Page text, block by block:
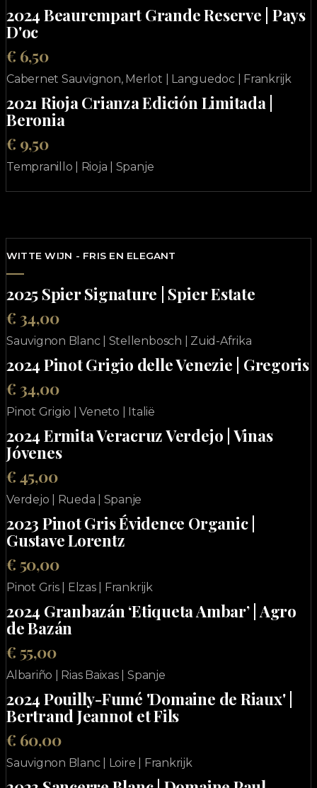
2024 Beaurempart Grande Reserve | Pays
D'oc
€ 6,50
Cabernet Sauvignon, Merlot | Languedoc | Frankrijk
2021 Rioja Crianza Edición Limitada |
Beronia
€ 9,50
Tempranillo | Rioja | Spanje
WITTE WIJN - FRIS EN ELEGANT
2025 Spier Signature | Spier Estate
€ 34,00
Sauvignon Blanc | Stellenbosch | Zuid-Afrika
2024 Pinot Grigio delle Venezie | Gregoris
€ 34,00
Pinot Grigio | Veneto | Italië
2024 Ermita Veracruz Verdejo | Vinas
Jóvenes
€ 45,00
Verdejo | Rueda | Spanje
2023 Pinot Gris Évidence Organic |
Gustave Lorentz
€ 50,00
Pinot Gris | Elzas | Frankrijk
2024 Granbazán ‘Etiqueta Ambar’ | Agro
de Bazán
€ 55,00
Albariño | Rias Baixas | Spanje
2024 Pouilly-Fumé 'Domaine de Riaux' |
Bertrand Jeannot et Fils
€ 60,00
Sauvignon Blanc | Loire | Frankrijk